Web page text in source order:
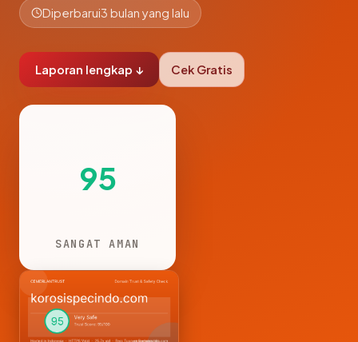
Diperbarui3 bulan yang lalu
Laporan lengkap ↓ Cek Gratis
95
SANGAT AMAN